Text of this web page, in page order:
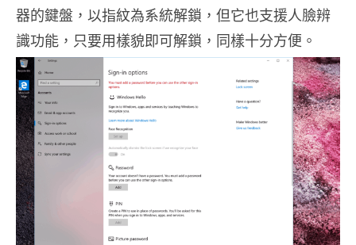
器的鍵盤，以指紋為系統解鎖，但它也支援人臉辨
識功能，只要用樣貌即可解鎖，同樣十分方便。